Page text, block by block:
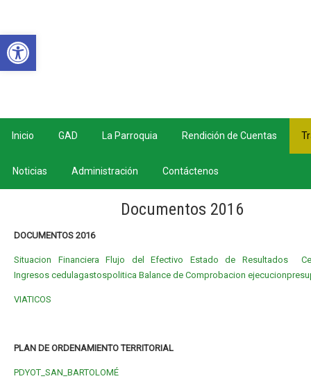
Inicio GAD La Parroquia Rendición de Cuentas
Noticias Administración Contáctenos
Documentos 2016
DOCUMENTOS 2016
Situacion Financiera Flujo del Efectivo Estado de Resultados
Ingresos cedulagastospolitica Balance de Comprobacion
VIATICOS
PLAN DE ORDENAMIENTO TERRITORIAL
PDYOT_SAN_BARTOLOMÉ
Abrir barra de herramientas